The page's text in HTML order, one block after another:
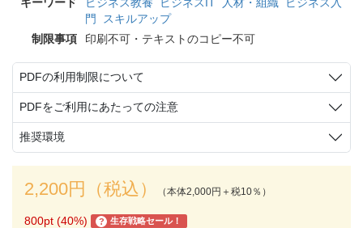
門
スキルアップ
制限事項
印刷不可・テキストのコピー不可
PDFの利用制限について
PDFをご利用にあたっての注意
推奨環境
2,200円（税込） （本体2,000円＋税10％）
800pt (40%) ? 生存戦略セール！